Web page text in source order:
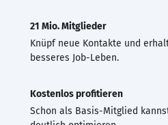
21 Mio. Mitglieder
Knüpf neue Kontakte und
besseres Job-Leben.
Kostenlos profitieren
Schon als Basis-Mitglied